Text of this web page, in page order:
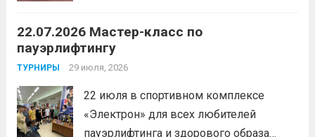
«хоккей».Читать дальше
22.07.2026 Мастер-класс по
пауэрлифтингу
ТУРНИРЫ 29 июля, 2026
22 июля в спортивном комплексе
«Электрон» для всех любителей
пауэрлифтинга и здорового образа